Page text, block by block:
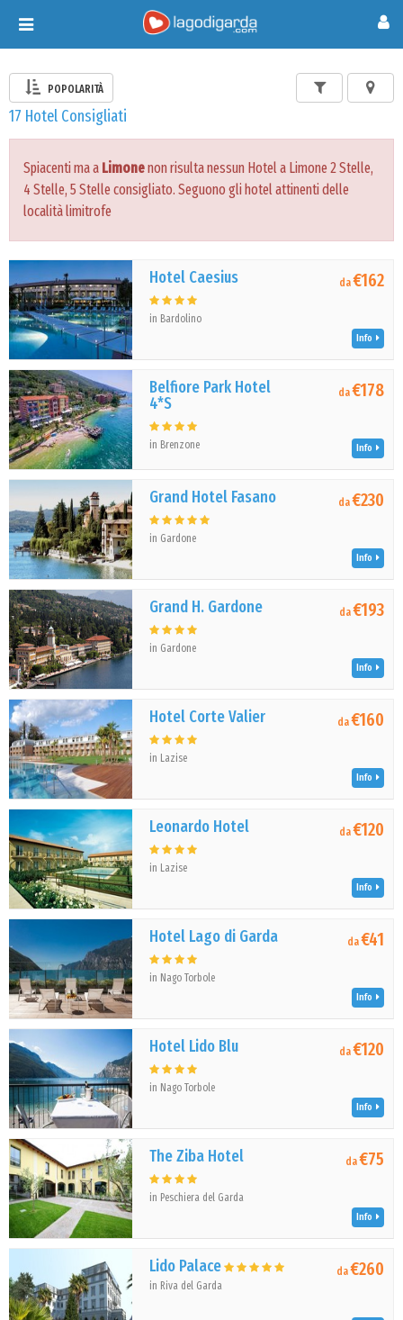
Toggle
navigation
POPOLARITÀ
17 Hotel Consigliati
Spiacenti ma a Limonenon risulta nessun Hotel a Limone 2 Stelle,
4 Stelle, 5 Stelle consigliato. Seguono gli hotel attinenti delle
località limitrofe
Hotel Caesius
in Bardolino
da€162
Info
Belfiore Park Hotel
4*S
in Brenzone
da€178
Info
Grand Hotel Fasano
in Gardone
da€230
Info
Grand H. Gardone
in Gardone
da€193
Info
Hotel Corte Valier
in Lazise
da€160
Info
Leonardo Hotel
in Lazise
da€120
Info
Hotel Lago di Garda
in Nago Torbole
da€41
Info
Hotel Lido Blu
in Nago Torbole
da€120
Info
The Ziba Hotel
in Peschiera del Garda
da€75
Info
Lido Palace
in Riva del Garda
da€260